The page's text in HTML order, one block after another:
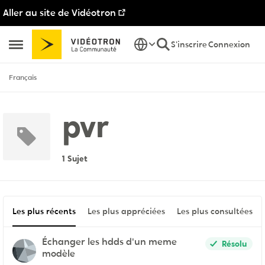
Aller au site de Vidéotron
Ouvrir Menu Latéral
Passer au contenu
S'inscrireConnexion
Français
pvr
1 Sujet
Les plus récents Les plus appréciées Les plus consultées
Échanger les hdds d'un meme
modèle
Résolu